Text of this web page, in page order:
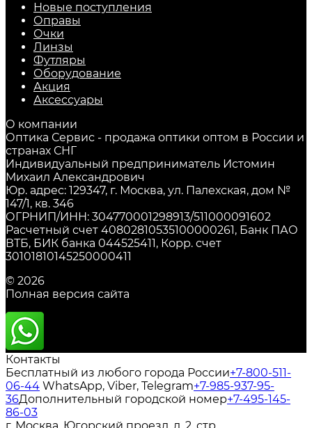
Новые поступления
Оправы
Очки
Линзы
Футляры
Оборудование
Акция
Аксессуары
О компании
Оптика Сервис - продажа оптики оптом в России и
странах СНГ
Индивидуальный предприниматель Истомин
Михаил Александрович
Юр. адрес: 129347, г. Москва, ул. Палехская, дом №
147/1, кв. 346
ОГРНИП/ИНН: 304770001298913/511000091602
Расчетный счет 40802810535100000261, Банк ПАО
ВТБ, БИК банка 044525411, Корр. счет
30101810145250000411
© 2026
Полная версия сайта
Контакты
Бесплатный из любого города России+7-800-511-
06-44 WhatsApp, Viber, Telegram+7-985-937-95-
36Дополнительный городской номер+7-495-145-
86-03